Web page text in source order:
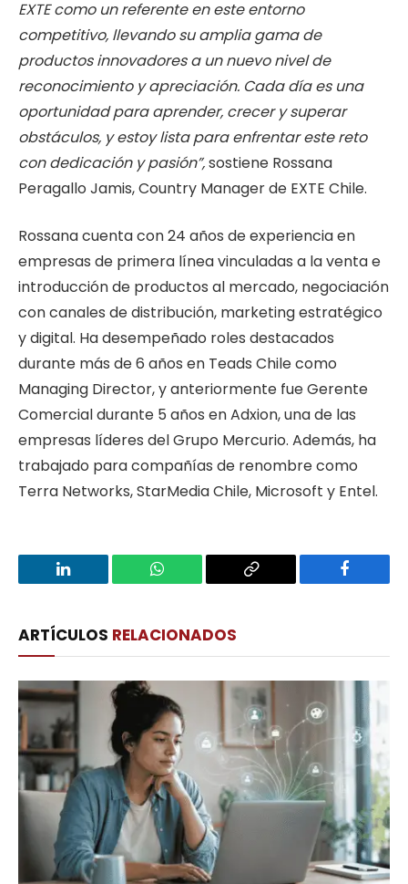
EXTE como un referente en este entorno
competitivo, llevando su amplia gama de
productos innovadores a un nuevo nivel de
reconocimiento y apreciación. Cada día es una
oportunidad para aprender, crecer y superar
obstáculos, y estoy lista para enfrentar este reto
con dedicación y pasión”,sostiene Rossana
Peragallo Jamis, Country Manager de EXTE Chile.
Rossana cuenta con 24 años de experiencia en
empresas de primera línea vinculadas a la venta e
introducción de productos al mercado, negociación
con canales de distribución, marketing estratégico
y digital. Ha desempeñado roles destacados
durante más de 6 años en Teads Chile como
Managing Director, y anteriormente fue Gerente
Comercial durante 5 años en Adxion, una de las
empresas líderes del Grupo Mercurio. Además, ha
trabajado para compañías de renombre como
Terra Networks, StarMedia Chile, Microsoft y Entel.
LinkedIn WhatsApp
Copy
Facebook
ARTÍCULOS RELACIONADOS